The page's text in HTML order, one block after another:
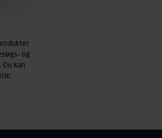
og
Du kan
.